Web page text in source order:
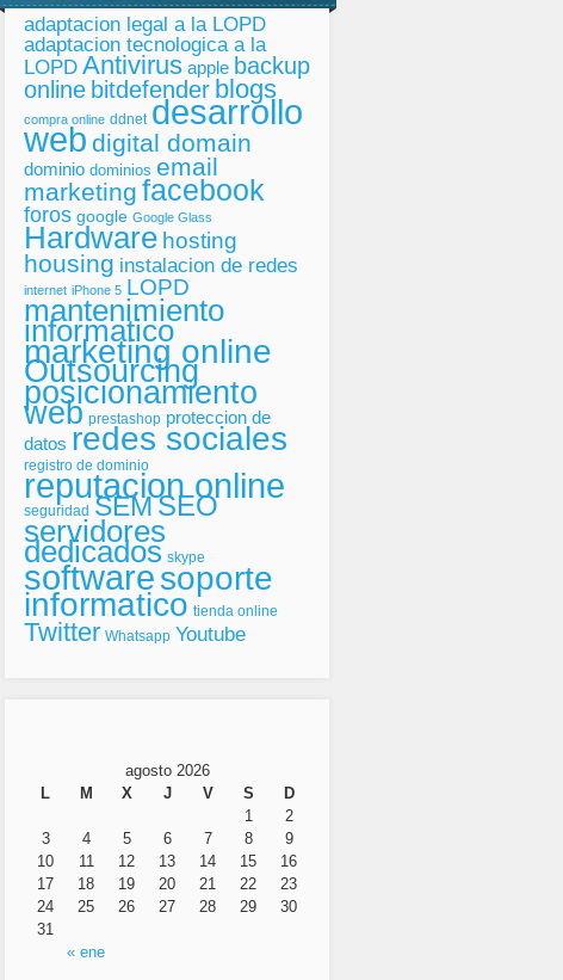
adaptacion legal a la LOPD
adaptacion tecnologica a la
LOPD Antivirus apple backup
online bitdefender blogs
compra online ddnet desarrollo
web digital domain
dominio dominios email
marketing facebook
foros google Google Glass
Hardware hosting
housing instalacion de redes
internet iPhone 5 LOPD
mantenimiento
informatico
marketing online
Outsourcing
posicionamiento
web prestashop proteccion de
datos redes sociales
registro de dominio
reputacion online
seguridad SEMSEO
servidores
dedicados skype
softwaresoporte
informatico tienda online
Twitter Whatsapp Youtube
agosto 2026
L
M X J V S D
« ene
1
2
3
4 5 6 7 8
9
10
11 12 13 14 15
16
17
18 19 20 21 22
23
24
25 26 27 28 29
30
31